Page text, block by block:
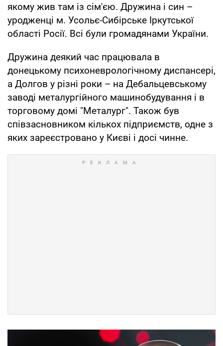
якому жив там із сім'єю. Дружина і син –
уродженці м. Усольє-Сибірське Іркутської
області Росії. Всі були громадянами України.
Дружина деякий час працювала в
донецькому психоневрологічному диспансері,
а Долгов у різні роки – на Дебальцевському
заводі металургійного машинобудування і в
торговому домі "Металург". Також був
співзасновником кількох підприємств, одне з
яких зареєстровано у Києві і досі чинне.